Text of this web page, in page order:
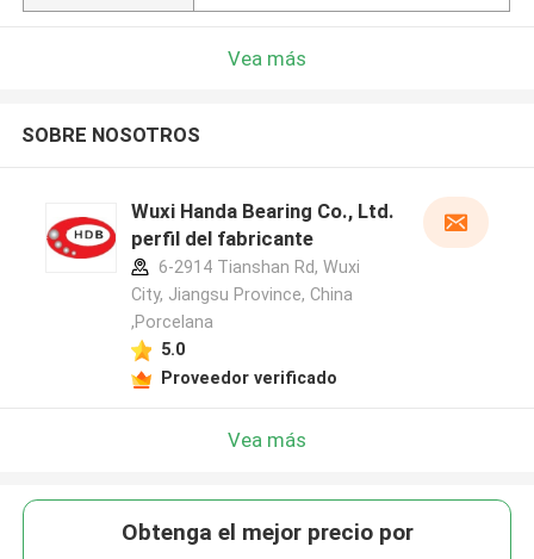
Vea más
SOBRE NOSOTROS
Wuxi Handa Bearing Co., Ltd.
perfil del fabricante
6-2914 Tianshan Rd, Wuxi
City, Jiangsu Province, China
,Porcelana
5.0
Proveedor verificado
Vea más
Obtenga el mejor precio por